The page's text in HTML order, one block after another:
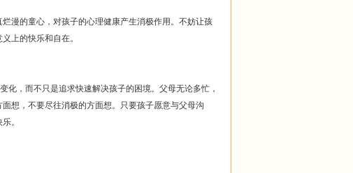
漫的童心，对孩子的心理健康产生消极作用。不妨让孩
上的快乐和自在。
，而不只是追求快速解决孩子的困境。父母无论多忙，
想，不要尽往消极的方面想。只要孩子愿意与父母沟
。